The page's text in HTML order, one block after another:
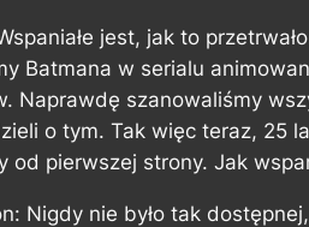
jest, jak to
Batmana w serialu
Naprawdę szanowaliśmy
o tym. Tak więc teraz, 25
od pierwszej strony. Jak
Nigdy nie było tak